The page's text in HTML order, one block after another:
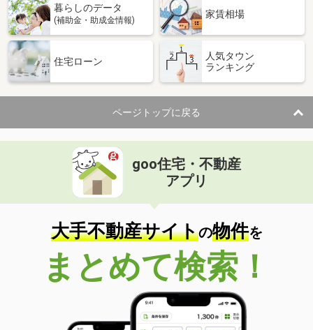
暮らしのデータ
(補助金・助成金情報)
家賃相場
住宅ローン
人気タウン
ランキング
ページトップに戻る
goo住宅・不動産
アプリ
大手不動産サイトの物件を
まとめて検索！